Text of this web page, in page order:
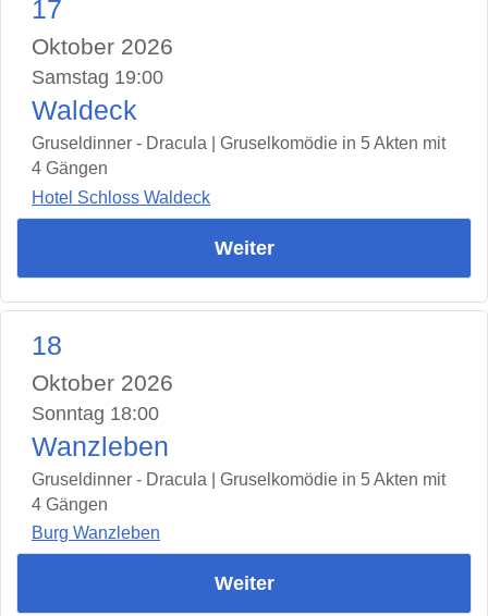
17
Oktober 2026
Samstag 19:00
Waldeck
Gruseldinner - Dracula | Gruselkomödie in 5 Akten mit
4 Gängen
Hotel Schloss Waldeck
Weiter
18
Oktober 2026
Sonntag 18:00
Wanzleben
Gruseldinner - Dracula | Gruselkomödie in 5 Akten mit
4 Gängen
Burg Wanzleben
Weiter